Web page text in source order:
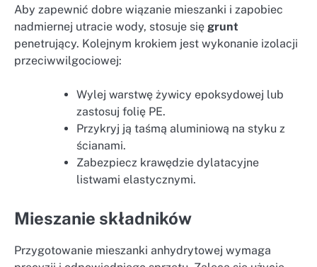
Aby zapewnić dobre wiązanie mieszanki i zapobiec
nadmiernej utracie wody, stosuje się grunt
penetrujący. Kolejnym krokiem jest wykonanie izolacji
przeciwwilgociowej:
Wylej warstwę żywicy epoksydowej lub
zastosuj folię PE.
Przykryj ją taśmą aluminiową na styku z
ścianami.
Zabezpiecz krawędzie dylatacyjne
listwami elastycznymi.
Mieszanie składników
Przygotowanie mieszanki anhydrytowej wymaga